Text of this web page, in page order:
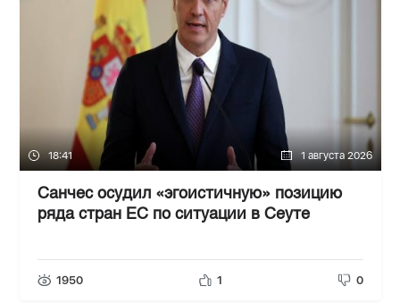
18:41 1 августа 2026
Санчес осудил «эгоистичную» позицию
ряда стран ЕС по ситуации в Сеуте
1950 1 0